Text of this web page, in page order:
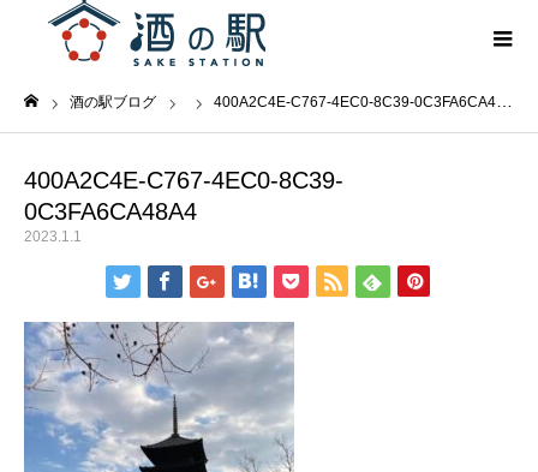
酒の駅ブログ 400A2C4E-C767-4EC0-8C39-0C3FA6CA48A4
400A2C4E-C767-4EC0-8C39-
0C3FA6CA48A4
2023.1.1